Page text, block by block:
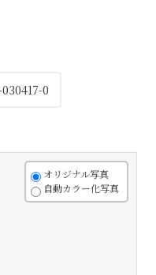
0
オリジナル写真
自動カラー化写真